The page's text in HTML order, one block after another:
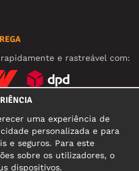
e rastreável com:
uma experiência de
personalizada e para
e seguros. Para este
sobre os utilizadores, o
dispositivos.